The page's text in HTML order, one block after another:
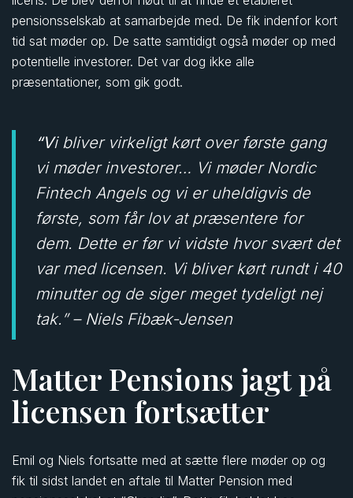
pensionsselskab at samarbejde med. De fik indenfor kort
tid sat møder op. De satte samtidigt også møder op med
potentielle investorer. Det var dog ikke alle
præsentationer, som gik godt.
“Vi bliver virkeligt kørt over første gang
vi møder investorer… Vi møder Nordic
Fintech Angels og vi er uheldigvis de
første, som får lov at præsentere for
dem. Dette er før vi vidste hvor svært det
var med licensen. Vi bliver kørt rundt i 40
minutter og de siger meget tydeligt nej
tak.” – Niels Fibæk-Jensen
Matter Pensions jagt på
licensen fortsætter
Emil og Niels fortsatte med at sætte flere møder op og
fik til sidst landet en aftale til Matter Pension med